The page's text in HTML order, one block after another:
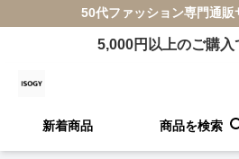
50代ファッション専門通販
5,000円以上のご購
新着商品 商品を検索